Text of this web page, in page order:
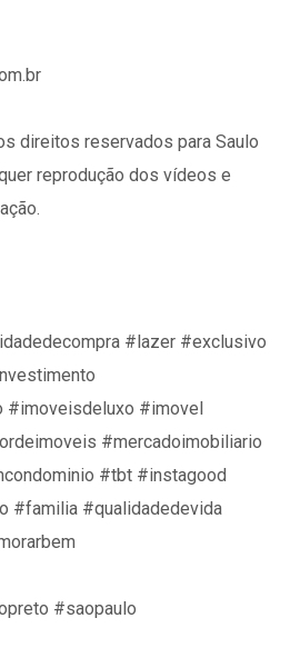
direitos reservados para Saulo
reprodução dos vídeos e
#lazer #exclusivo
#imoveisdeluxo #imovel
#mercadoimobiliario
#tbt #instagood
#familia #qualidadedevida
#saopaulo